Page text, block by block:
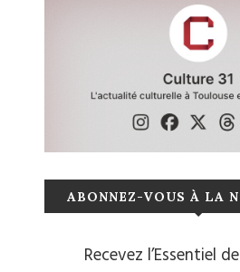
ABONNEZ-VOUS À LA
Recevez l’Essentiel